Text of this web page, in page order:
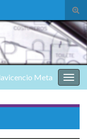
el
de
Meta